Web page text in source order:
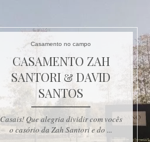
Casamento no campo
CASAMENTO ZAH
SANTORI & DAVID
SANTOS
Casais! Que alegria dividir com vocês
o casório da Zah Santori e do ...